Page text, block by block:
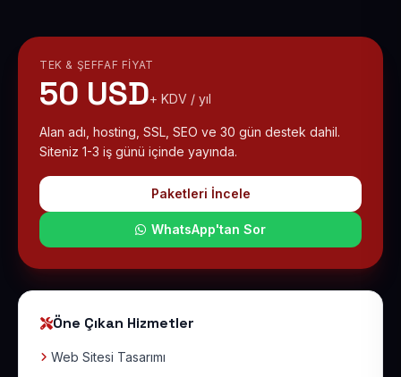
TEK & ŞEFFAF FIYAT
50 USD+ KDV / yıl
Alan adı, hosting, SSL, SEO ve 30 gün destek dahil.
Siteniz 1-3 iş günü içinde yayında.
Paketleri İncele
WhatsApp'tan Sor
Öne Çıkan Hizmetler
Web Sitesi Tasarımı